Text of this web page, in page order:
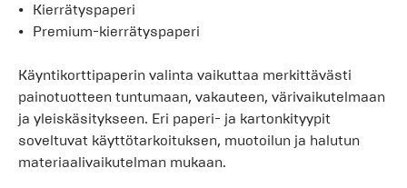
Kierrätyspaperi
Premium-kierrätyspaperi
Käyntikorttipaperin valinta vaikuttaa merkittävästi
painotuotteen tuntumaan, vakauteen, värivaikutelmaan
ja yleiskäsitykseen. Eri paperi- ja kartonkityypit
soveltuvat käyttötarkoituksen, muotoilun ja halutun
materiaalivaikutelman mukaan.